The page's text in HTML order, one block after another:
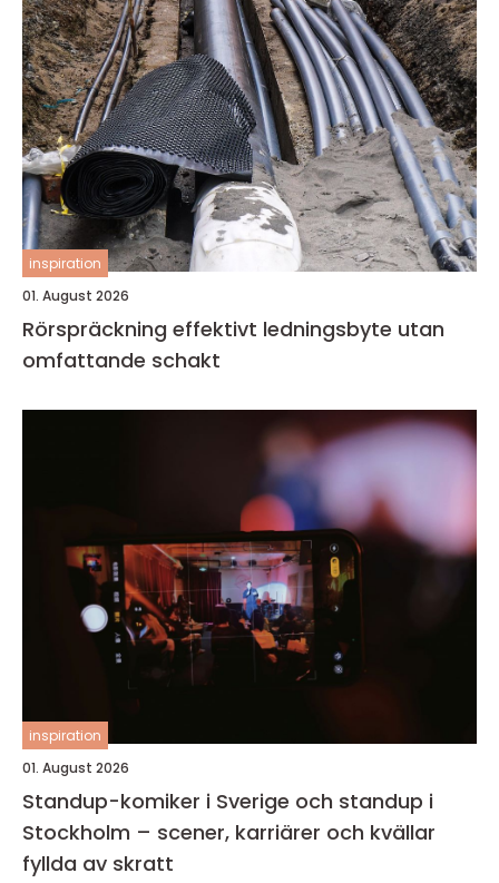
inspiration
01. August 2026
Rörspräckning effektivt ledningsbyte utan
omfattande schakt
inspiration
01. August 2026
Standup-komiker i Sverige och standup i
Stockholm – scener, karriärer och kvällar
fyllda av skratt